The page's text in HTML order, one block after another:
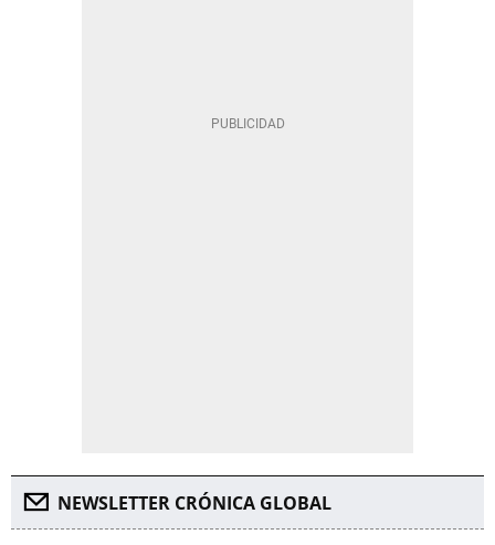
NEWSLETTER CRÓNICA GLOBAL